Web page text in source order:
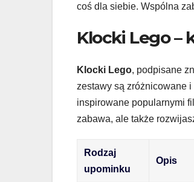
coś dla siebie. Wspólna
Klocki Lego –
Klocki Lego, podpisane
zestawy są zróżnicowane
inspirowane popularnymi
zabawa, ale także
Rodzaj
upominku
Opis